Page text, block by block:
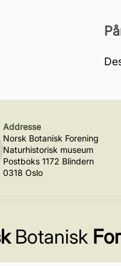
Addresse
Norsk Botanisk Forening
Naturhistorisk museum
Postboks 1172 Blindern
0318 Oslo
Botanisk